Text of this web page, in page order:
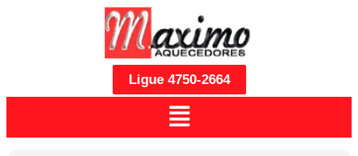
Ligue 4750-2664